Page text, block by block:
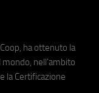
ha ottenuto la
mondo, nell'ambito
la Certificazione